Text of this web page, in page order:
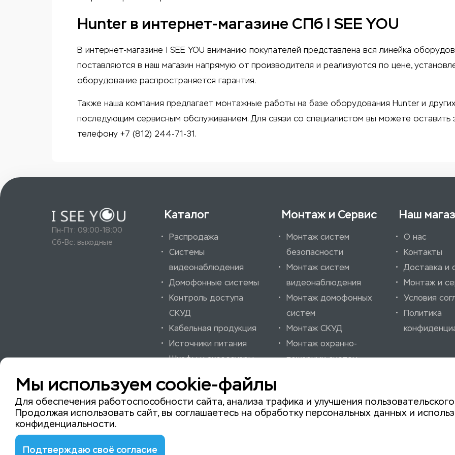
Hunter в интернет-магазине СПб I SEE YOU
В интернет-магазине I SEE YOU вниманию покупателей представлена вся линейка
поставляются в наш магазин напрямую от производителя и реализуются по цене,
оборудование распространяется гарантия.
Также наша компания предлагает монтажные работы на базе оборудования Hunter и
последующим сервисным обслуживанием. Для связи со специалистом вы можете оставить
телефону +7 (812) 244-71-31.
Пн-Пт: 09:00-18:00
Сб-Вс: выходные
Каталог
Распродажа
Системы
видеонаблюдения
Домофонные системы
Контроль доступа
СКУД
Кабельная продукция
Источники питания
Шкафы и аксессуары
пожарной сигнализации
Монтаж и Сервис
Монтаж систем
безопасности
Монтаж систем
видеонаблюдения
Монтаж домофонных
систем
Монтаж СКУД
Монтаж охранно-
пожарных систем
для ворот
Наш
О нас
Контакты
Доставка и
Монтаж и
Условия
Политика
© 2015-2026 ISeeYou - системы безопасности
Мы используем cookie-файлы
Для обеспечения работоспособности сайта, анализа трафика и улучшения
Продолжая использовать сайт, вы соглашаетесь на обработку персональных данных и
конфиденциальности.
Подтверждаю своё согласие